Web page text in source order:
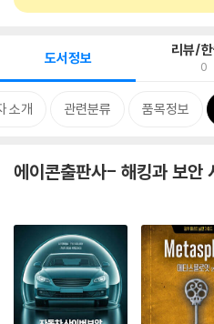
도서정보 리뷰/
0
소개 관련분류 품목정보
에이콘출판사- 해킹과 보안